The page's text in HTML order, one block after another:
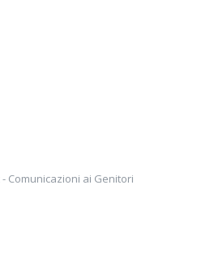
Comunicazioni ai Genitori